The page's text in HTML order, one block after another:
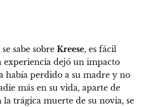
sabe sobre Kreese, es fácil
experiencia dejó un impacto
había perdido a su madre y no
más en su vida, aparte de
la trágica muerte de su novia, se